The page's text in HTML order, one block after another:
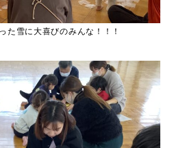
た雪に大喜びのみんな！！！